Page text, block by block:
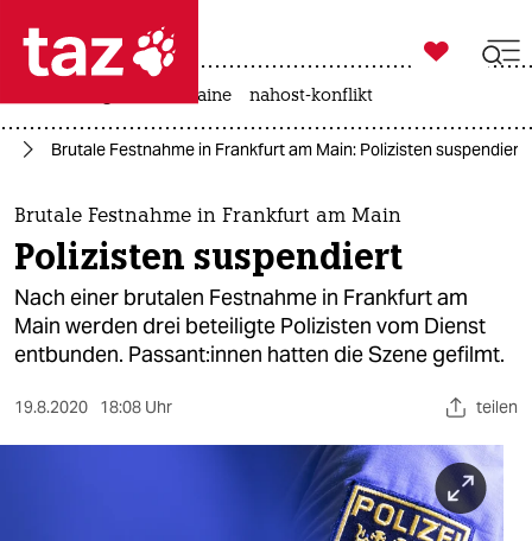
 taz zahl ich
taz zahl ich
themen
politik
öko

taz zahl ich
krieg in der ukraine nahost-konflikt
Brutale Festnahme in Frankfurt am Main: Polizisten suspendiert
Brutale Festnahme in Frankfurt am Main
Polizisten suspendiert
Nach einer brutalen Festnahme in Frankfurt am
Main werden drei beteiligte Polizisten vom Dienst
entbunden. Passant:innen hatten die Szene gefilmt.
19.8.2020 18:08 Uhr teilen